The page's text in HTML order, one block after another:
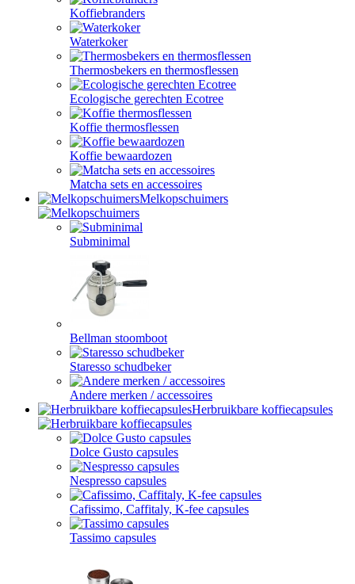
Koffiebranders
Waterkoker
Thermosbekers en thermosflessen
Ecologische gerechten Ecotree
Koffie thermosflessen
Koffie bewaardozen
Matcha sets en accessoires
Melkopschuimers
Subminimal
Bellman stoomboot
Staresso schudbeker
Andere merken / accessoires
Herbruikbare koffiecapsules
Dolce Gusto capsules
Nespresso capsules
Cafissimo, Caffitaly, K-fee capsules
Tassimo capsules